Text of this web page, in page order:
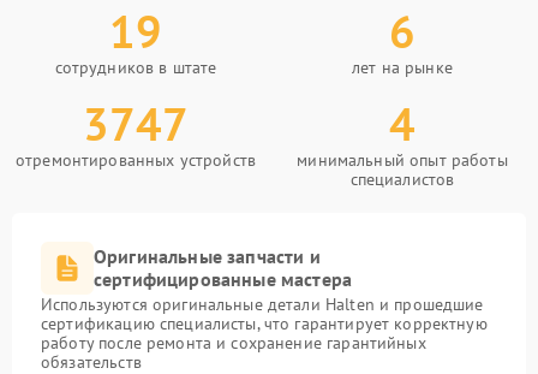
19
сотрудников в штате
6
лет на рынке
3747
отремонтированных устройств
4
минимальный опыт работы
специалистов
Оригинальные запчасти и
сертифицированные мастера
Используются оригинальные детали Halten и прошедшие
сертификацию специалисты, что гарантирует корректную
работу после ремонта и сохранение гарантийных
обязательств